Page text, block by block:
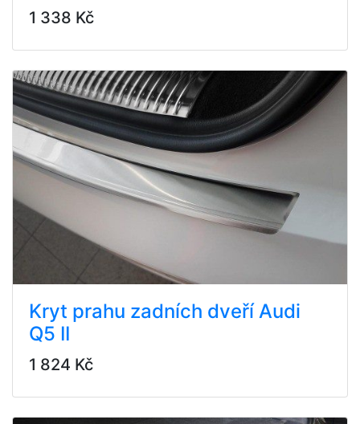
1 338 Kč
Kryt prahu zadních dveří Audi
Q5 II
1 824 Kč